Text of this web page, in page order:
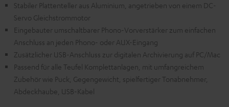
Stabiler Plattenteller aus Aluminium, angetrieben von einem DC-
Servo Gleichstrommotor
Eingebauter umschaltbarer Phono-Vorverstärker zum einfachen
Anschluss an jeden Phono- oder AUX-Eingang
Zusätzlicher USB-Anschluss zur digitalen Archivierung auf PC/Mac
Passend für alle Teufel Komplettanlagen, mit umfangreichem
Zubehör wie Puck, Gegengewicht, spielfertiger Tonabnehmer,
Abdeckhaube, USB-Kabel